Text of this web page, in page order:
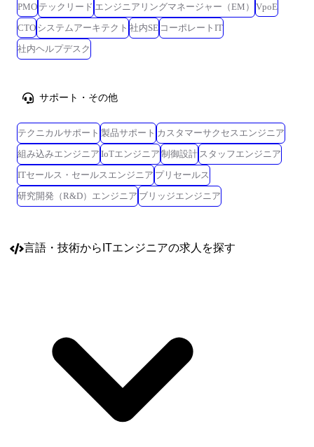
PMO テックリード エンジニアリングマネージャー（EM）
VpoE
CTO システムアーキテクト 社内SE コーポレートIT
社内ヘルプデスク
サポート・その他
テクニカルサポート 製品サポート カスタマーサクセスエンジニア
組み込みエンジニア IoTエンジニア 制御設計 スタッフエンジニア
ITセールス・セールスエンジニア プリセールス
研究開発（R&D）エンジニア ブリッジエンジニア
言語・技術からITエンジニアの求人を探す